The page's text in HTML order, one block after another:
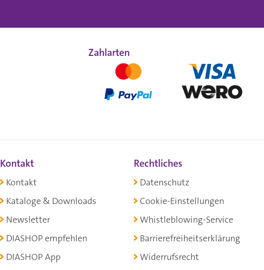
Zahlarten
Kontakt
Kontakt
Kataloge & Downloads
Newsletter
DIASHOP empfehlen
DIASHOP App
Rechtliches
Datenschutz
Cookie-Einstellungen
Whistleblowing-Service
Barrierefreiheitserklärung
Widerrufsrecht